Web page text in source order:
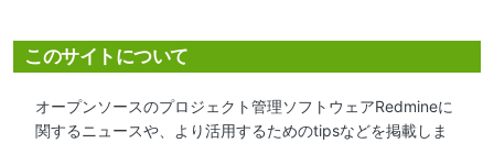
このサイトについて
オープンソースのプロジェクト管理ソフトウェアRedmineに
関するニュースや、より活用するためのtipsなどを掲載しま